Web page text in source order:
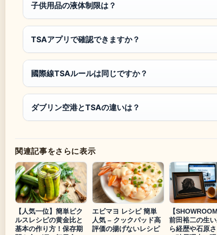
子供用品の液体制限は？
TSAアプリで確認できますか？
國際線TSAルールは同じですか？
ダブリン空港とTSAの違いは？
関連記事をさらに表示
【人気一位】簡単ピク
ルスレシピの黄金比と
基本の作り方！保存期
エビマヨ レシピ 簡単
人気 – クックパッド高
評価の揚げないレシピ
【
前田裕二の生
ら経歴や石原